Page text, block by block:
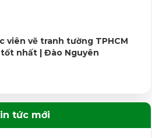
viên vẽ tranh tường TPHCM
nhất | Đào Nguyên
tức mới